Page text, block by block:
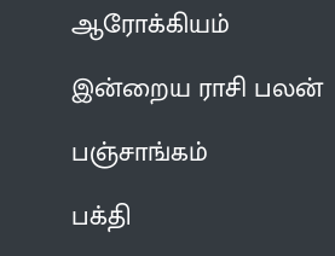
ஆரோக்கியம்
இன்றைய ராசி பலன்
பஞ்சாங்கம்
பக்தி